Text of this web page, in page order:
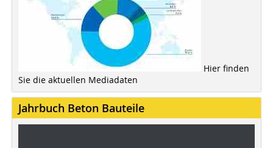
Hier finden
Sie die aktuellen Mediadaten
Jahrbuch Beton Bauteile